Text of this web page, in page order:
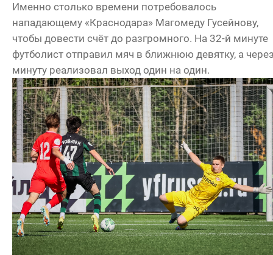
Именно столько времени потребовалось
нападающему «Краснодара» Магомеду Гусейнову,
чтобы довести счёт до разгромного. На 32-й минуте
футболист отправил мяч в ближнюю девятку, а
минуту реализовал выход один на один.